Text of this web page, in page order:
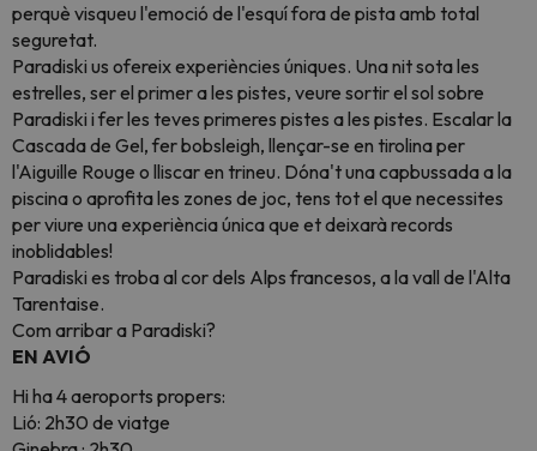
perquè visqueu l'emoció de l'esquí fora de pista amb total
seguretat.
Paradiski us ofereix experiències úniques. Una nit sota les
estrelles, ser el primer a les pistes, veure sortir el sol sobre
Paradiski i fer les teves primeres pistes a les pistes. Escalar la
Cascada de Gel, fer bobsleigh, llençar-se en tirolina per
l'Aiguille Rouge o lliscar en trineu. Dóna't una capbussada a la
piscina o aprofita les zones de joc, tens tot el que necessites
per viure una experiència única que et deixarà records
inoblidables!
Paradiski es troba al cor dels Alps francesos, a la vall de l'Alta
Tarentaise.
Com arribar a Paradiski?
EN AVIÓ
Hi ha 4 aeroports propers:
Lió: 2h30 de viatge